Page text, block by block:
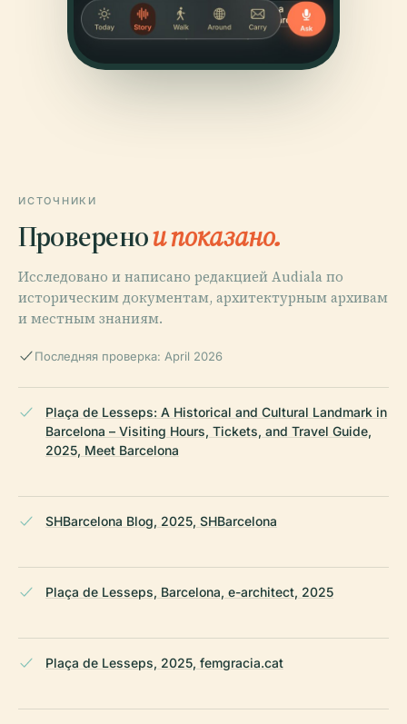
ИСТОЧНИКИ
Проверенои показано.
Исследовано и написано редакцией Audiala по
историческим документам, архитектурным архивам
и местным знаниям.
Последняя проверка: April 2026
Plaça de Lesseps: A Historical and Cultural Landmark in
Barcelona – Visiting Hours, Tickets, and Travel Guide,
2025, Meet Barcelona
SHBarcelona Blog, 2025, SHBarcelona
Plaça de Lesseps, Barcelona, e-architect, 2025
Plaça de Lesseps, 2025, femgracia.cat